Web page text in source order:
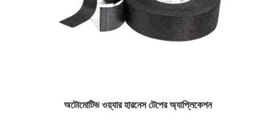
অটোমোটিভ ওয়্যার হারনেস টেপের অ্যাপ্লিকেশন